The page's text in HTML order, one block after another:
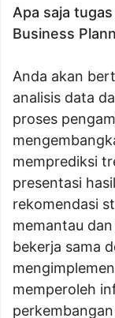
Apa saja
Business
Anda akan
analisis data
proses
memprediksi
presentasi
rekomendasi
memantau
bekerja sama
memperoleh